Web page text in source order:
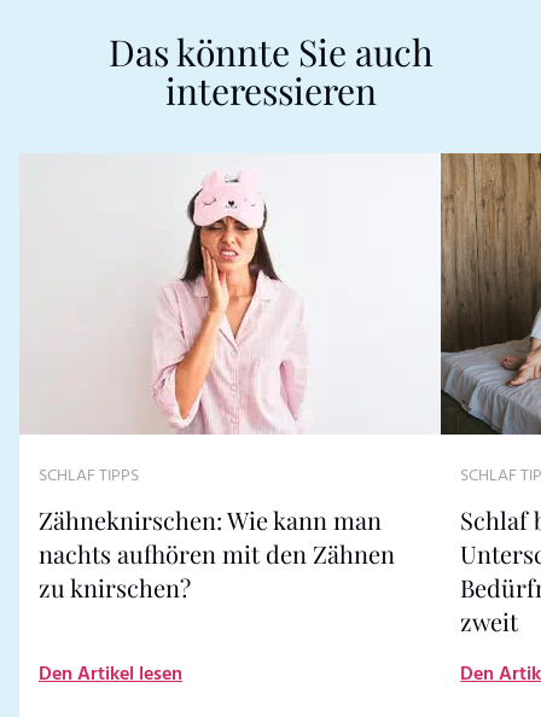
Das könnte Sie auch
interessieren
SCHLAF TIPPS
Zähneknirschen: Wie kann man
nachts aufhören mit den Zähnen
zu knirschen?
Den Artikel lesen
SCHLAF
Schlaf
zweit
Den